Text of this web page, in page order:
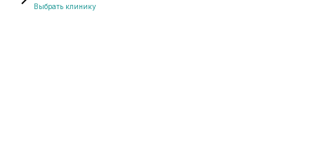
Выбрать клинику